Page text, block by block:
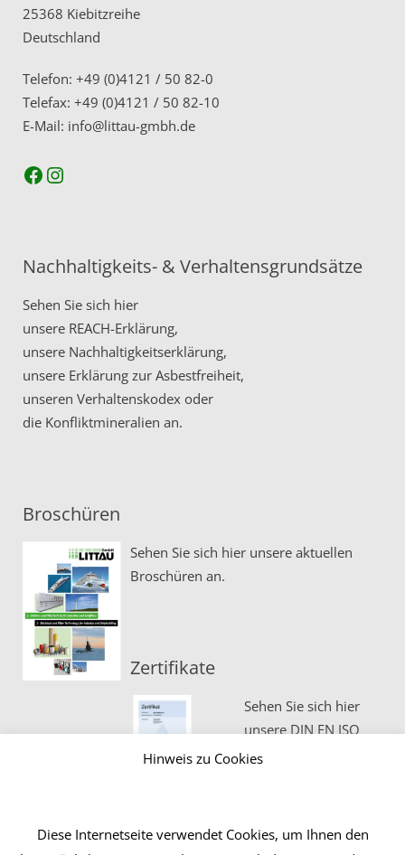
25368 Kiebitzreihe
Deutschland
Telefon: +49 (0)4121 / 50 82-0
Telefax: +49 (0)4121 / 50 82-10
E-Mail: info@littau-gmbh.de
Facebook
Instagram
Nachhaltigkeits- & Verhaltensgrundsätze
Sehen Sie sich hier
unsere REACH-Erklärung,
unsere Nachhaltigkeitserklärung,
unsere Erklärung zur Asbestfreiheit,
unseren Verhaltenskodex oder
die Konfliktmineralien an.
Broschüren
Sehen Sie sich hier unsere aktuellen
Broschüren an.
Zertifikate
Sehen Sie sich hier
unsere DIN EN ISO
Zertifikate an.
Hinweis zu Cookies
Diese Internetseite verwendet Cookies, um Ihnen den